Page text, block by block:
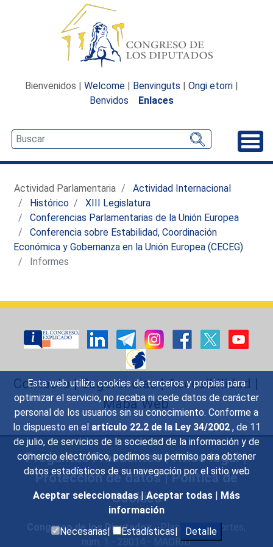
Esta web utiliza cookies de terceros y propias para
optimizar el servicio, no recaba ni cede datos de carácter
personal de los usuarios sin su conocimiento. Conforme a
lo dispuesto en el artículo 22.2 de la Ley 34/2002 , de 11
de julio, de servicios de la sociedad de la información y de
comercio electrónico, pedimos su permiso para obtener
datos estadísticos de su navegación por el sitio web
Aceptar seleccionadas | Aceptar todas | Más
información
Necesarias|
Estadísticas| Detalle
Bienvenidos | Welcome | Benvinguts | Ongi etorri |
Benvidos
Enlaces
Actividad Parlamentaria
Actividad Internacional
Histórico
XIII Legislatura
Conferencias Parlamentarias de la Unión Europea
Conferencia sobre Estabilidad, Coordinación
Económica y Gobernanza en la Unión Europea (CECEG)
Informes
Contacto|Sugerencias|Accesibilidad |
Mapa Web
Preguntas Frecuentes|Aviso legal|
Protección de datos|Política de
Cookies
Congreso de los Diputados- Plaza de las Cortes,
núm. 1 - 28014 - MADRID